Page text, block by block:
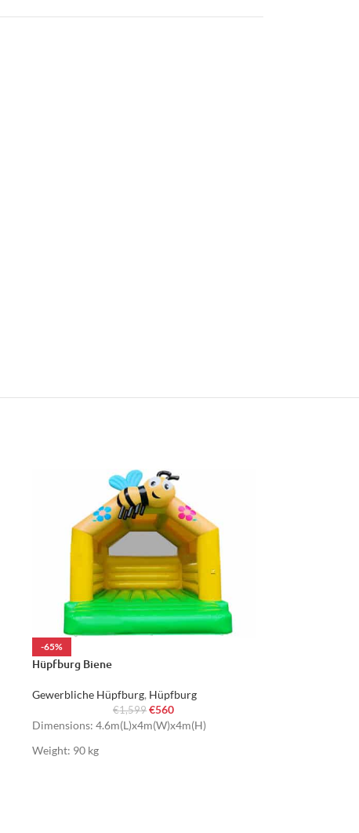
-65%
Hüpfburg Biene
Gewerbliche Hüpfburg, Hüpfburg
€1,599 €560
Dimensions: 4.6m(L)x4m(W)x4m(H)
Weight: 90 kg